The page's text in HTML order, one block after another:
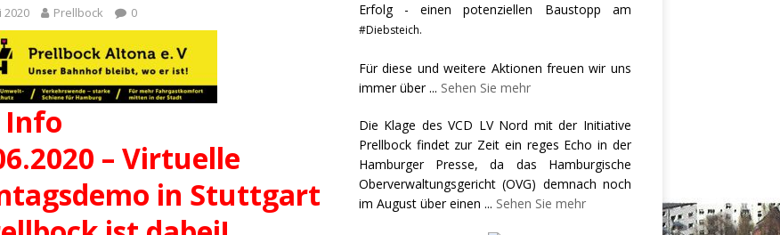
2020 Prellbock 0
– Virtuelle
in Stuttgart
Erfolg - einen potenziellen Baustopp am
#Diebsteich.
Für diese und weitere Aktionen freuen wir uns
immer über... Sehen Sie mehr
Die Klage des VCD LV Nord mit der Initiative
Prellbock findet zur Zeit ein reges Echo in der
Hamburger Presse, da das Hamburgische
Oberverwaltungsgericht (OVG) demnach noch
im August über einen ... Sehen Sie mehr